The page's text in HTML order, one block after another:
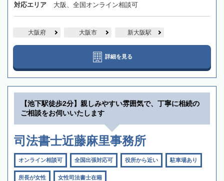
対応エリア 大阪、全国オンライン相談可
大阪府 大阪市 新大阪駅
詳細を見る
【池下駅徒歩2分】親しみやすい雰囲気で、丁寧に相続の
ご相談をお伺いいたします
司法書士近藤麻里事務所
オンライン相談可 全国出張対応可 役所から近い 駐車場あり
所長が女性 女性司法書士在籍